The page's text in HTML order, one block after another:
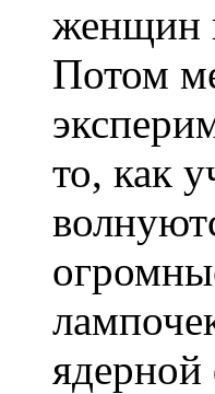
женщин
Потом
то, как
ядерной